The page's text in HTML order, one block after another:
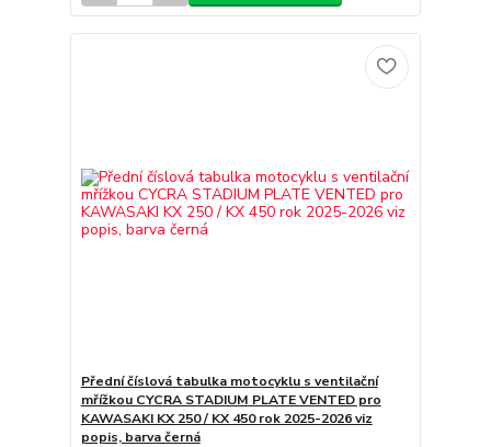
Přední číslová tabulka motocyklu s ventilační
mřížkou CYCRA STADIUM PLATE VENTED pro
KAWASAKI KX 250 / KX 450 rok 2025-2026 viz
popis, barva černá